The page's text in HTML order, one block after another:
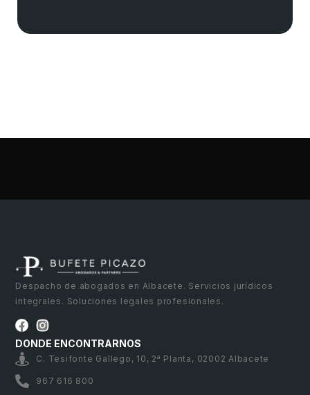
Despacho de abogados en Albacete. Servicios jurídicos
integrales. Soluciones legales profesionales.
DONDE ENCONTRARNOS
C. Tesifonte Gallego, 10, 2ª Planta, 02002 Albacete
967 616 800